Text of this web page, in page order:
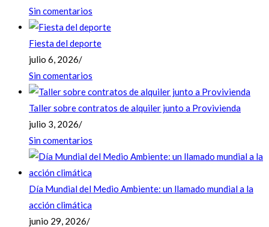
Sin comentarios
Fiesta del deporte
julio 6, 2026/
Sin comentarios
Taller sobre contratos de alquiler junto a Provivienda
julio 3, 2026/
Sin comentarios
Día Mundial del Medio Ambiente: un llamado mundial a la
acción climática
junio 29, 2026/